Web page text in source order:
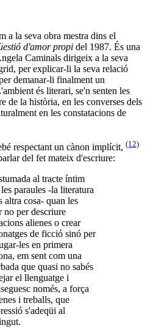
a la seva obra mestra dins el
d'amor propi del 1987. És una
Caminals dirigeix a la seva
per explicar-li la seva relació
demanar-li finalment un
és literari, se'n senten les
de la història, en les converses dels
en les constatacions de
respectant un cànon implícit, (12)
del fet mateix d'escriure:
al tracte íntim
paraules -la literatura
altra cosa- quan les
no per descriure
alienes o crear
de ficció sinó per
les en primera
em sent com una
que quasi no sabés
el llenguatge i
només, a força
i treballs, que
s'adeqüi al